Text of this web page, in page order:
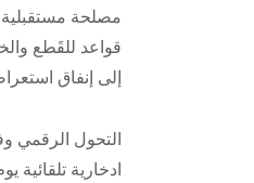
مصلحة
قواعد للقَطع
إلى إنفاق
التحول الرقمي
ادخارية